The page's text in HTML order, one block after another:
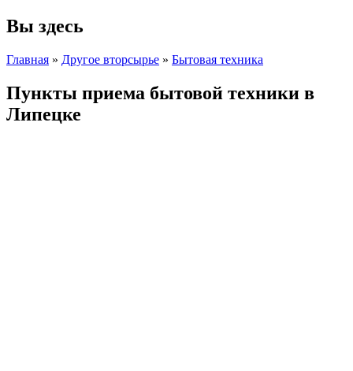
Вы здесь
Главная » Другое вторсырье » Бытовая техника
Пункты приема бытовой техники в
Липецке